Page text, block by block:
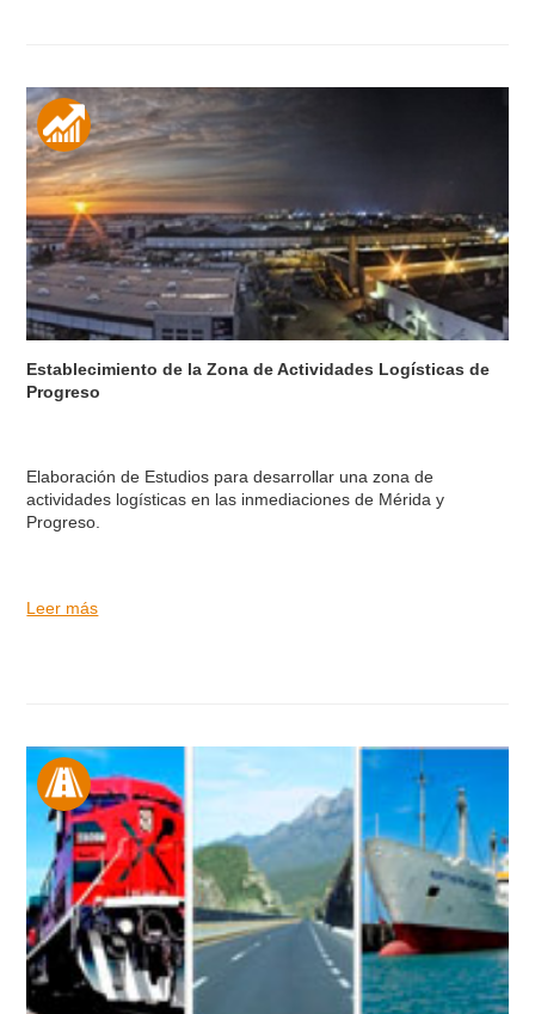
Establecimiento de la Zona de Actividades Logísticas de
Progreso
Elaboración de Estudios para desarrollar una zona de
actividades logísticas en las inmediaciones de Mérida y
Progreso.
Leer más